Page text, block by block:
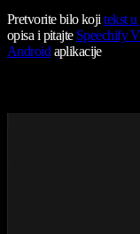
Pretvorite bilo kojitekst
opisa i pitajte Speechify
Androidaplikacije